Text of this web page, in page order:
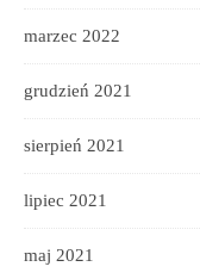
marzec 2022
grudzień 2021
sierpień 2021
lipiec 2021
maj 2021